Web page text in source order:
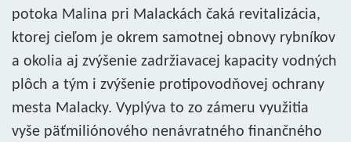
potoka Malina pri Malackách čaká revitalizácia,
ktorej cieľom je okrem samotnej obnovy rybníkov
a okolia aj zvýšenie zadržiavacej kapacity vodných
plôch a tým i zvýšenie protipovodňovej ochrany
mesta Malacky. Vyplýva to zo zámeru využitia
vyše päťmiliónového nenávratného finančného